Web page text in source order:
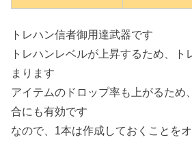
トレハン信者御用達武器です
トレハンレベルが上昇するため、ト
まります
アイテムのドロップ率も上がるため
合にも有効です
なので、1本は作成しておくことを